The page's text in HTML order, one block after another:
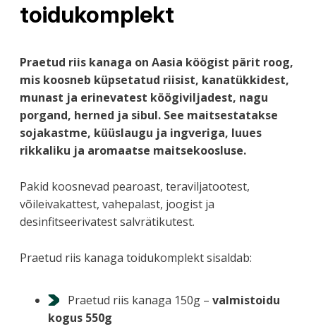
toidukomplekt
Praetud riis kanaga on Aasia köögist pärit roog,
mis koosneb küpsetatud riisist, kanatükkidest,
munast ja erinevatest köögiviljadest, nagu
porgand, herned ja sibul. See maitsestatakse
sojakastme, küüslaugu ja ingveriga, luues
rikkaliku ja aromaatse maitsekoosluse.
Pakid koosnevad pearoast, teraviljatootest,
võileivakattest, vahepalast, joogist ja
desinfitseerivatest salvrätikutest.
Praetud riis kanaga toidukomplekt sisaldab:
Praetud riis kanaga 150g – valmistoidu
kogus 550g